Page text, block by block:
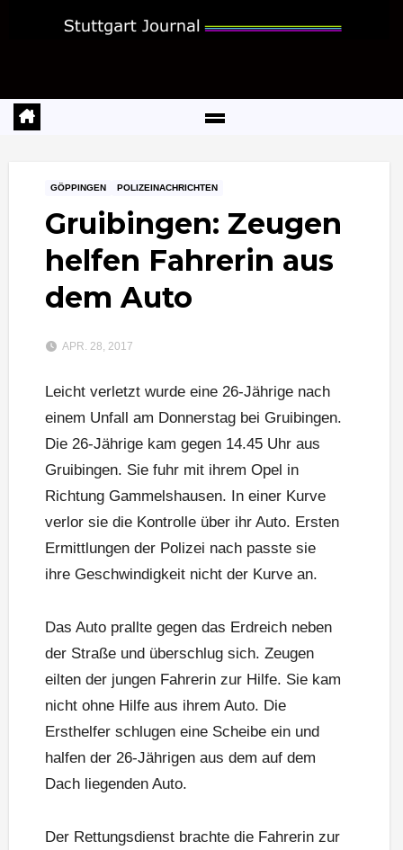
GÖPPINGEN POLIZEINACHRICHTEN
Gruibingen: Zeugen
helfen Fahrerin aus
dem Auto
APR. 28, 2017
Leicht verletzt wurde eine 26-Jährige nach
einem Unfall am Donnerstag bei Gruibingen.
Die 26-Jährige kam gegen 14.45 Uhr aus
Gruibingen. Sie fuhr mit ihrem Opel in
Richtung Gammelshausen. In einer Kurve
verlor sie die Kontrolle über ihr Auto. Ersten
Ermittlungen der Polizei nach passte sie
ihre Geschwindigkeit nicht der Kurve an.
Das Auto prallte gegen das Erdreich neben
der Straße und überschlug sich. Zeugen
eilten der jungen Fahrerin zur Hilfe. Sie kam
nicht ohne Hilfe aus ihrem Auto. Die
Ersthelfer schlugen eine Scheibe ein und
halfen der 26-Jährigen aus dem auf dem
Dach liegenden Auto.
Der Rettungsdienst brachte die Fahrerin zur